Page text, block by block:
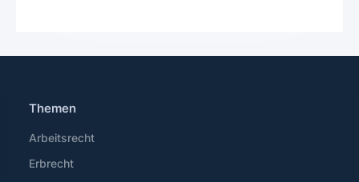
Themen
Arbeitsrecht
Erbrecht